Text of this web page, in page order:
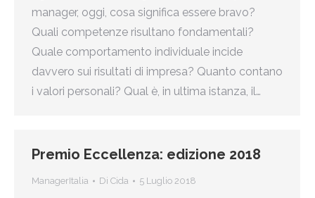
manager, oggi, cosa significa essere bravo?
Quali competenze risultano fondamentali?
Quale comportamento individuale incide
davvero sui risultati di impresa? Quanto contano
i valori personali? Qual è, in ultima istanza, il…
Premio Eccellenza: edizione 2018
ManagerItalia Di Cida 5 Luglio 2018